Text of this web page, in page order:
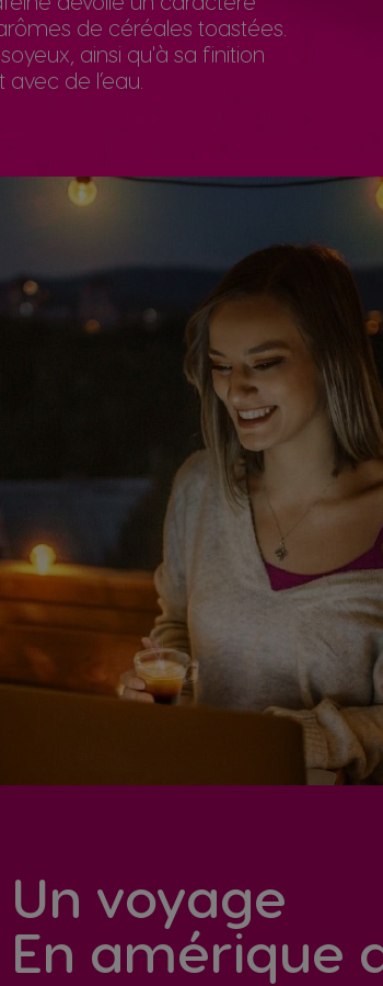
de céréales toastées.
ainsi qu'à sa finition
de l’eau.
Un voyage
En amérique